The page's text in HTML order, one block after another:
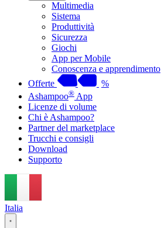
Multimedia
Sistema
Produttività
Sicurezza
Giochi
App per Mobile
Conoscenza e apprendimento
Offerte
%
Ashampoo® App
Licenze di volume
Chi è Ashampoo?
Partner del marketplace
Trucchi e consigli
Download
Supporto
Italia